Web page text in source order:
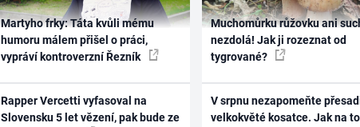
Martyho frky: Táta kvůli mému
humoru málem přišel o práci,
vypráví kontroverzní Řezník
Rapper Vercetti vyfasoval na
Slovensku 5 let vězení, pak bude ze
Muchomůrku růžovku ani
nezdolá! Jak ji rozeznat od
tygrované?
V srpnu nezapomeňte
velkokvěté kosatce. Jak na